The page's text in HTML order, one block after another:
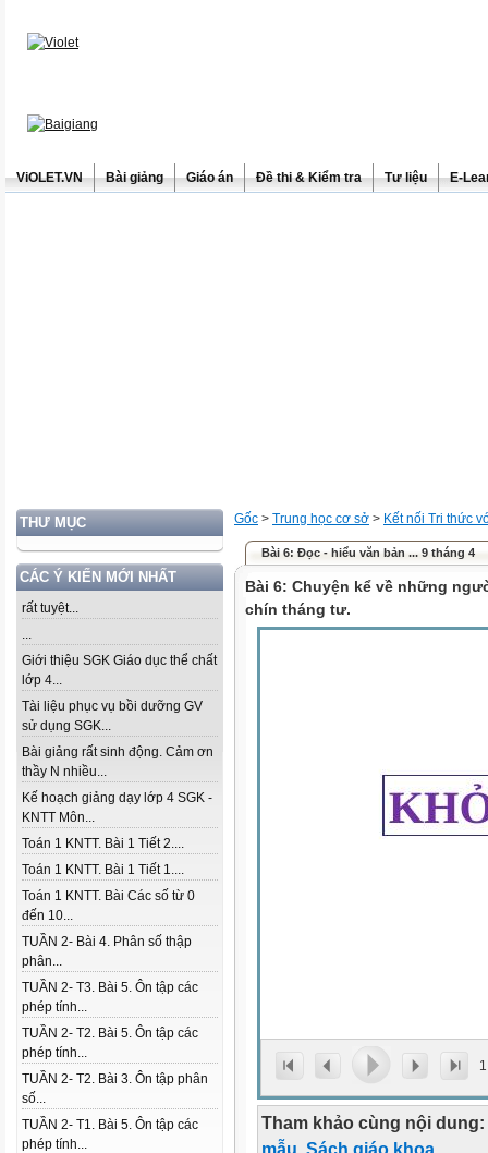
ViOLET.VN Bài giảng Giáo án Đề thi & Kiểm tra Tư liệu E-
THƯ MỤC
CÁC Ý KIẾN MỚI NHẤT
rất tuyệt...
...
Giới thiệu SGK Giáo dục thể chất
lớp 4...
Tài liệu phục vụ bồi dưỡng GV
sử dụng SGK...
Bài giảng rất sinh động. Cảm ơn
thầy N nhiều...
Kế hoạch giảng dạy lớp 4 SGK -
KNTT Môn...
Toán 1 KNTT. Bài 1 Tiết 2....
Toán 1 KNTT. Bài 1 Tiết 1....
Toán 1 KNTT. Bài Các số từ 0
đến 10...
TUẦN 2- Bài 4. Phân số thập
phân...
TUẦN 2- T3. Bài 5. Ôn tập các
phép tính...
TUẦN 2- T2. Bài 5. Ôn tập các
phép tính...
TUẦN 2- T2. Bài 3. Ôn tập phân
số...
TUẦN 2- T1. Bài 5. Ôn tập các
phép tính...
Gốc > Trung học cơ sở > Kết nối Tri thức
Bài 6: Đọc - hiểu văn bản ... 9 tháng 4
Bài 6: Chuyện kể về những
chín tháng tư.
1
Tham khảo cùng nội dung:
mẫu, Sách giáo khoa, ...